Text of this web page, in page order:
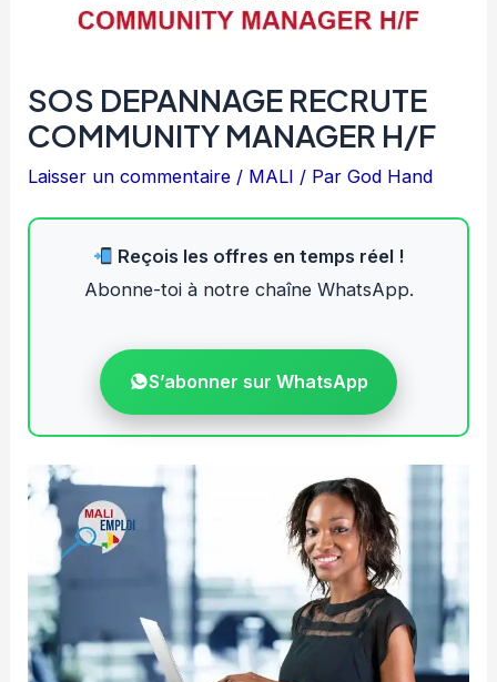
SOS DEPANNAGE RECRUTE
COMMUNITY MANAGER H/F
Laisser un commentaire / MALI / ParGod Hand
Reçois les offres en temps réel !
Abonne-toi à notre chaîne WhatsApp.
S’abonner sur WhatsApp